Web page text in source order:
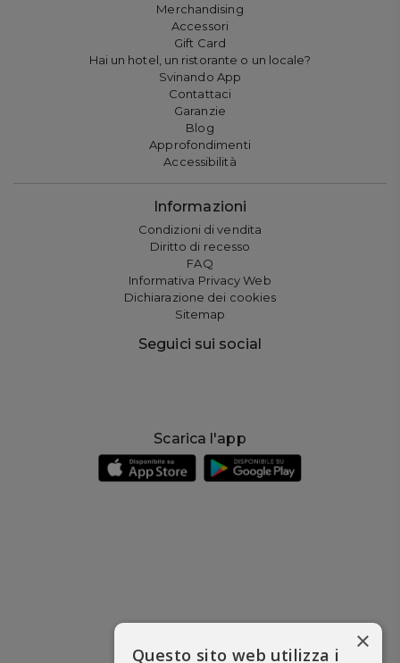
Merchandising
Accessori
Gift Card
Hai un hotel, un ristorante o un locale?
Svinando App
Contattaci
Garanzie
Blog
Approfondimenti
Accessibilità
Informazioni
Condizioni di vendita
Diritto di recesso
FAQ
Informativa Privacy Web
Dichiarazione dei cookies
Sitemap
Seguici sui social
Scarica l'app
×
Questo sito web utilizza i